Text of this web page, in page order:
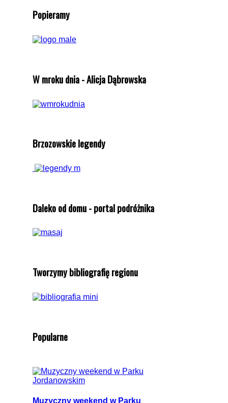
Popieramy
W mroku dnia - Alicja Dąbrowska
Brzozowskie legendy
Daleko od domu - portal podróżnika
Tworzymy bibliografię regionu
Popularne
Muzyczny weekend w Parku